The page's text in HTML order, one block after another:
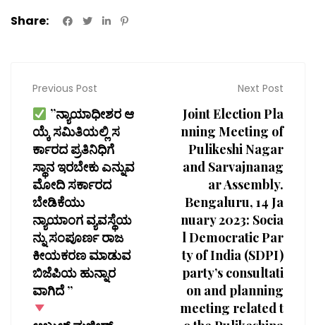
Share:
Previous Post
ʼʼನ್ಯಾಯಾಧೀಶರ ಆ
ಯ್ಕೆ ಸಮಿತಿಯಲ್ಲಿ ಸ
ರ್ಕಾರದ ಪ್ರತಿನಿಧಿಗೆ
ಸ್ಥಾನ ಇರಬೇಕು ಎನ್ನುವ
ಮೋದಿ ಸರ್ಕಾರದ
ಬೇಡಿಕೆಯು
ನ್ಯಾಯಾಂಗ ವ್ಯವಸ್ಥೆಯ
ನ್ನು ಸಂಪೂರ್ಣ ರಾಜ
ಕೀಯಕರಣ ಮಾಡುವ
ಬಿಜೆಪಿಯ ಹುನ್ನಾರ
ವಾಗಿದೆ ’’
Next Post
Joint Election Pla
nning Meeting of
Pulikeshi Nagar
and Sarvajnanag
ar Assembly.
Bengaluru, 14 Ja
nuary 2023: Socia
l Democratic Par
ty of India (SDPI)
party’s consultati
on and planning
meeting related t